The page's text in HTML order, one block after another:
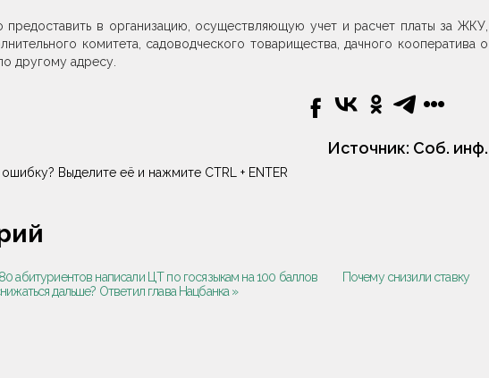
предоставить в организацию, осуществляющую учет и расчет платы за ЖКУ,
комитета, садоводческого товарищества, дачного кооператива о
другому адресу.
Источник: Соб. инф.
Выделите её и нажмите CTRL + ENTER
абитуриентов написали ЦТ по госязыкам на 100 баллов
Почему снизили ставку
дальше? Ответил глава Нацбанка »